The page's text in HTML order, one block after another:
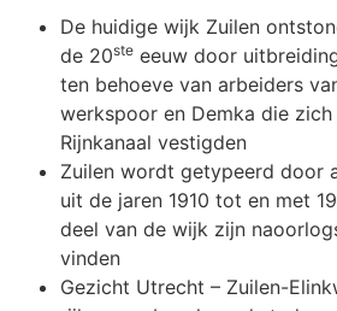
De huidige wijk Zuilen
de 20ste eeuw door
ten behoeve van arbeiders
werkspoor en Demka die
Rijnkanaal vestigden
Zuilen wordt getypeerd door
uit de jaren 1910 tot en met
deel van de wijk zijn
vinden
Gezicht Utrecht – Zuilen-